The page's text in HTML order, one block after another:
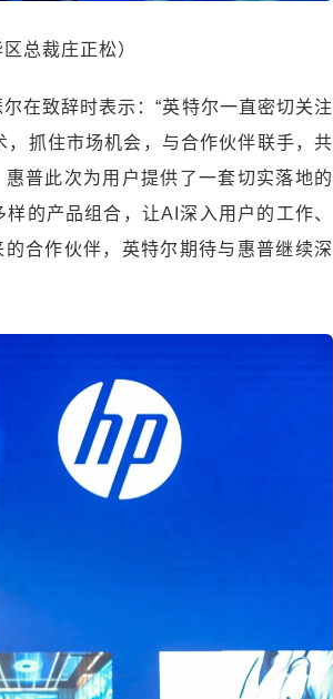
总裁庄正松）
在致辞时表示：“英特尔一直密切关注
抓住市场机会，与合作伙伴联手，共
普此次为用户提供了一套切实落地的
的产品组合，让AI深入用户的工作、
合作伙伴，英特尔期待与惠普继续深